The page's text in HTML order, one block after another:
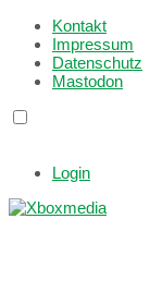
Kontakt
Impressum
Datenschutz
Mastodon
Login